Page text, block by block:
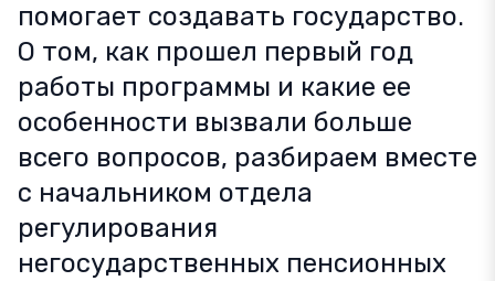
помогает создавать государство.
О том, как прошел первый год
работы программы и какие ее
особенности вызвали больше
всего вопросов, разбираем вместе
с начальником отдела
регулирования
негосударственных пенсионных